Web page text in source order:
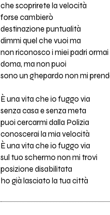
che scoprirete la velocità
forse cambierò
destinazione puntualità
dimmi quel che vuoi ma
non riconosco i miei padri ormai
doma, ma non puoi
sono un ghepardo non mi
È una vita che io fuggo via
senza casa e senza meta
puoi cercarmi dalla Polizia
conoscerai la mia velocità
È una vita che io fuggo via
sul tuo schermo non mi trovi
posizione disabilitata
ho già lasciato la tua città